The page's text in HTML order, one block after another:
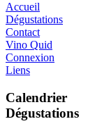
Accueil
Dégustations
Contact
Vino Quid
Connexion
Liens
Calendrier
Dégustations